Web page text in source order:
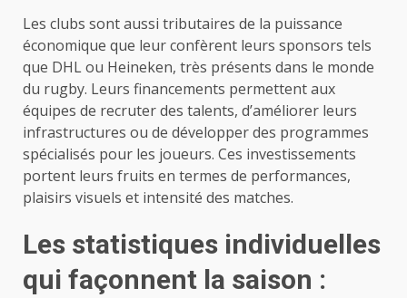
Les clubs sont aussi tributaires de la puissance
économique que leur confèrent leurs sponsors tels
que DHL ou Heineken, très présents dans le monde
du rugby. Leurs financements permettent aux
équipes de recruter des talents, d’améliorer leurs
infrastructures ou de développer des programmes
spécialisés pour les joueurs. Ces investissements
portent leurs fruits en termes de performances,
plaisirs visuels et intensité des matches.
Les statistiques individuelles
qui façonnent la saison :